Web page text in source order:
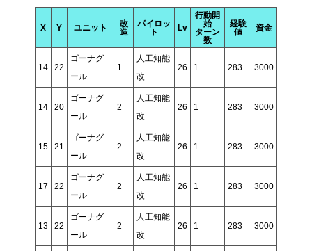
X Y ユニット
改
造
パイロッ
ト
Lv
行動開
始
ターン
数
経験
値
資金
14 22
ゴーナグ
ール
1
人工知能
改
26 1 283 3000
14 20
ゴーナグ
ール
2
人工知能
改
26 1 283 3000
15 21
ゴーナグ
ール
2
人工知能
改
26 1 283 3000
17 22
ゴーナグ
ール
2
人工知能
改
26 1 283 3000
13 22
ゴーナグ
ール
2
人工知能
改
26 1 283 3000